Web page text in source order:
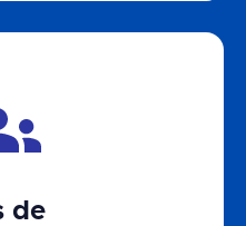
de